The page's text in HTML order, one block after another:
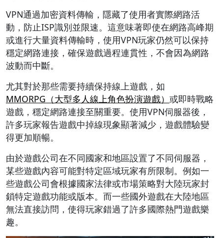
VPN通過加密資料傳輸，隱藏了使用者實際網路活
動，防止ISP識別並限速。這意味著即使在網路高峰期
或進行大量資料傳輸時，使用VPN玩家仍然可以保持
穩定網路連接，確保遊戲過程連貫性，不會因為網路
波動而中斷。
尤其對於那些需要持續保持線上遊戲，如
MMORPG（大型多人線上角色扮演遊戲） 或即時戰略
遊戲，穩定網路連接至關重要。使用VPN伺服器後，
許多玩家報告遊戲中掉線現象顯著減少，遊戲體驗變
得更加順暢。
由於遊戲公司在不同國家和地區設置了不同伺服器，
某些遊戲內容可能對特定區域玩家有所限制。例如一
些遊戲公司會根據國家法律或市場策略對大陸玩家封
鎖特定遊戲功能或版本。而一些國外遊戲在大陸地區
無法直接訪問，使得玩家錯過了許多國際熱門遊戲樂
趣。